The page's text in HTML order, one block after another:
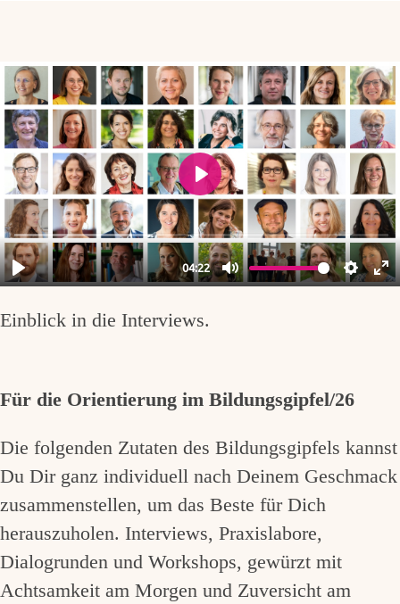
Einblick in die Interviews.
Für die Orientierung im Bildungsgipfel/26
Die folgenden Zutaten des Bildungsgipfels kannst
Du Dir ganz individuell nach Deinem Geschmack
zusammenstellen, um das Beste für Dich
herauszuholen. Interviews, Praxislabore,
Dialogrunden und Workshops, gewürzt mit
Achtsamkeit am Morgen und Zuversicht am